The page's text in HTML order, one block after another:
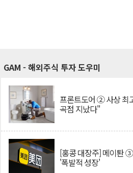
GAM - 해외주식 투자 도우미
프론트도어 ② 사상
곡점 지났다"
[홍콩 대장주] 메이퇀
'폭발적 성장'